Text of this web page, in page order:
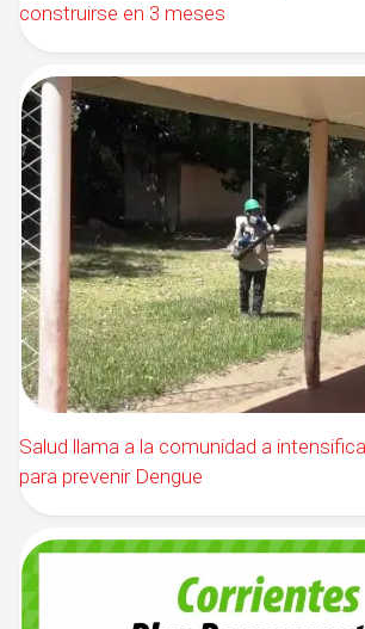
construirse en 3 meses
Salud llama a la comunidad a
para prevenir Dengue